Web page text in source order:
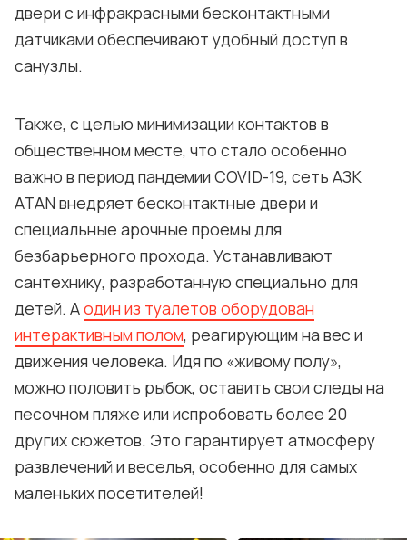
двери с инфракрасными бесконтактными
датчиками обеспечивают удобный доступ в
санузлы.
Также, с целью минимизации контактов в
общественном месте, что стало особенно
важно в период пандемии COVID-19, сеть АЗК
ATAN внедряет бесконтактные двери и
специальные арочные проемы для
безбарьерного прохода. Устанавливают
сантехнику, разработанную специально для
детей. Аодин из туалетов оборудован
интерактивным полом, реагирующим на вес и
движения человека. Идя по «живому полу»,
можно половить рыбок, оставить свои следы на
песочном пляже или испробовать более 20
других сюжетов. Это гарантирует атмосферу
развлечений и веселья, особенно для самых
маленьких посетителей!